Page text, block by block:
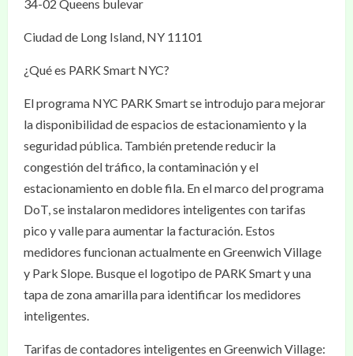
34-02 Queens bulevar
Ciudad de Long Island, NY 11101
¿Qué es PARK Smart NYC?
El programa NYC PARK Smart se introdujo para mejorar
la disponibilidad de espacios de estacionamiento y la
seguridad pública. También pretende reducir la
congestión del tráfico, la contaminación y el
estacionamiento en doble fila. En el marco del programa
DoT, se instalaron medidores inteligentes con tarifas
pico y valle para aumentar la facturación. Estos
medidores funcionan actualmente en Greenwich Village
y Park Slope. Busque el logotipo de PARK Smart y una
tapa de zona amarilla para identificar los medidores
inteligentes.
Tarifas de contadores inteligentes en Greenwich Village: